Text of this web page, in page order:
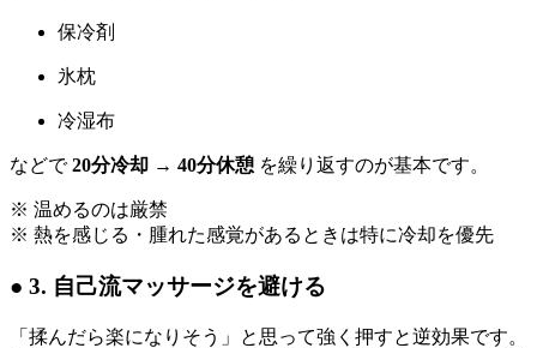
保冷剤
氷枕
冷湿布
などで20分冷却 → 40分休憩 を繰り返すのが基本です。
※ 温めるのは厳禁
※ 熱を感じる・腫れた感覚があるときは特に冷却を優先
● 3. 自己流マッサージを避ける
「揉んだら楽になりそう」と思って強く押すと逆効果です。